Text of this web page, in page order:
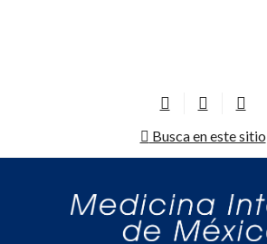
Busca en este sitio